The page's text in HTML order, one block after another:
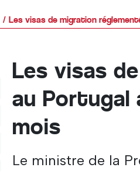
Les visas de migration
Les visas
au Portugal
mois
Le ministre de la